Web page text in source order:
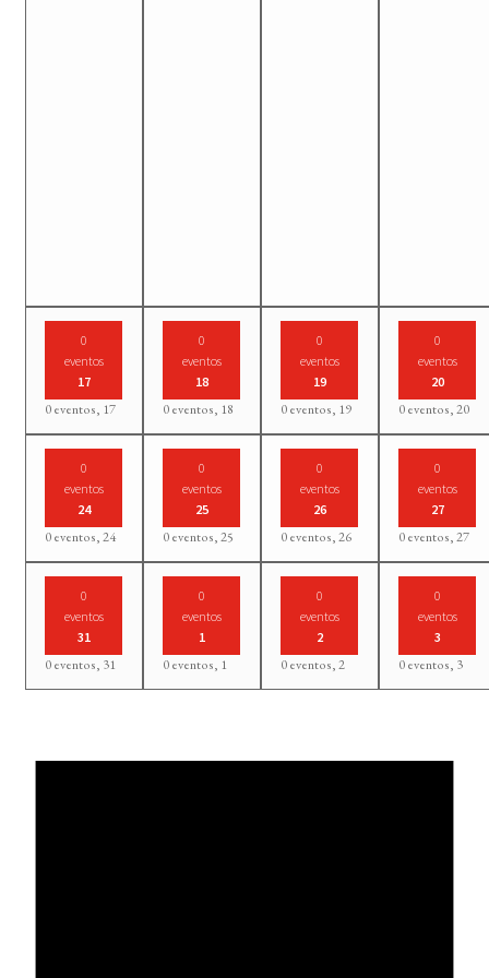
0
eventos
17
0 eventos, 17
0
eventos
18
0 eventos, 18
0
eventos
19
0 eventos, 19
0
eventos
20
0 eventos,20
0
eventos
24
0 eventos,24
0
eventos
25
0 eventos,25
0
eventos
26
0 eventos,26
0
eventos
27
0 eventos,27
0
eventos
31
0 eventos, 31
0
eventos
1
0 eventos, 1
0
eventos
2
0 eventos,2
0
eventos
3
0 eventos, 3